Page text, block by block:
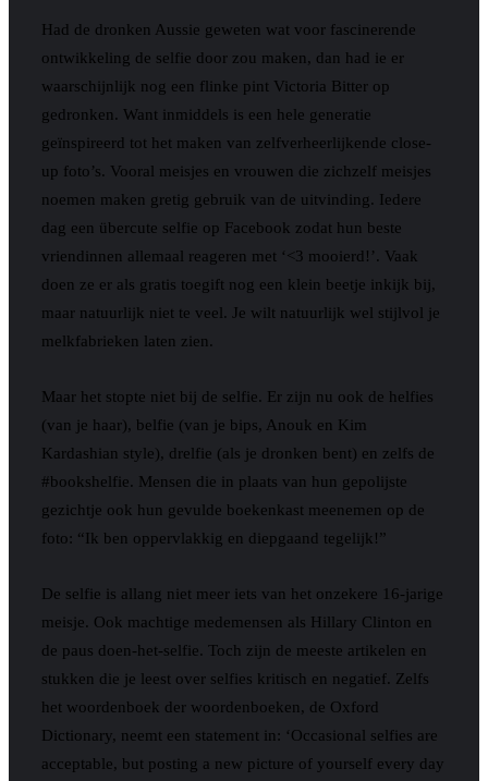
Had de dronken Aussie geweten wat voor fascinerende
ontwikkeling de selfie door zou maken, dan had ie er
waarschijnlijk nog een flinke pint Victoria Bitter op
gedronken. Want inmiddels is een hele generatie
geïnspireerd tot het maken van zelfverheerlijkende close-
up foto’s. Vooral meisjes en vrouwen die zichzelf meisjes
noemen maken gretig gebruik van de uitvinding. Iedere
dag een übercute selfie op Facebook zodat hun beste
vriendinnen allemaal reageren met ‘<3 mooierd!’. Vaak
doen ze er als gratis toegift nog een klein beetje inkijk bij,
maar natuurlijk niet te veel. Je wilt natuurlijk wel stijlvol je
melkfabrieken laten zien.
Maar het stopte niet bij de selfie. Er zijn nu ook de helfies
(van je haar), belfie (van je bips, Anouk en Kim
Kardashian style), drelfie (als je dronken bent) en zelfs de
#bookshelfie. Mensen die in plaats van hun gepolijste
gezichtje ook hun gevulde boekenkast meenemen op de
foto: “Ik ben oppervlakkig en diepgaand tegelijk!”
De selfie is allang niet meer iets van het onzekere 16-jarige
meisje. Ook machtige medemensen als Hillary Clinton en
de paus doen-het-selfie. Toch zijn de meeste artikelen en
stukken die je leest over selfies kritisch en negatief. Zelfs
het woordenboek der woordenboeken, de Oxford
Dictionary, neemt een statement in: ‘Occasional selfies are
acceptable, but posting a new picture of yourself every day